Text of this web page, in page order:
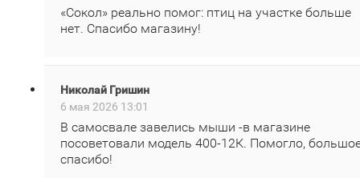
«Сокол» реально помог: птиц на участке больше
нет. Спасибо магазину!
Николай Гришин
6 мая 2026 13:01
В самосвале завелись мыши -в магазине
посоветовали модель 400‑12К. Помогло,
спасибо!